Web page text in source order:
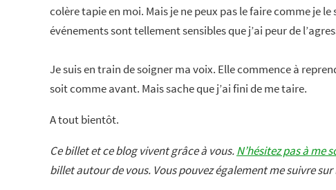
colère tapie en moi. Mais je ne peux pas le faire comme je
événements sont tellement sensibles que j’ai peur de
Je suis en train de soigner ma voix. Elle commence à
soit comme avant. Mais sache que j’ai fini de me taire.
A tout bientôt.
Ce billet et ce blog vivent grâce à vous.N’hésitez pas à me
billet autour de vous. Vous pouvez également me suivre